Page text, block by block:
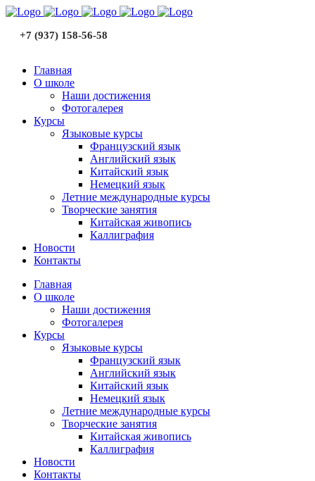
+7 (937) 158-56-58
Главная
О школе
Наши достижения
Фотогалерея
Курсы
Языковые курсы
Французский язык
Английский язык
Китайский язык
Немецкий язык
Летние международные курсы
Творческие занятия
Китайская живопись
Каллиграфия
Новости
Контакты
Главная
О школе
Наши достижения
Фотогалерея
Курсы
Языковые курсы
Французский язык
Английский язык
Китайский язык
Немецкий язык
Летние международные курсы
Творческие занятия
Китайская живопись
Каллиграфия
Новости
Контакты